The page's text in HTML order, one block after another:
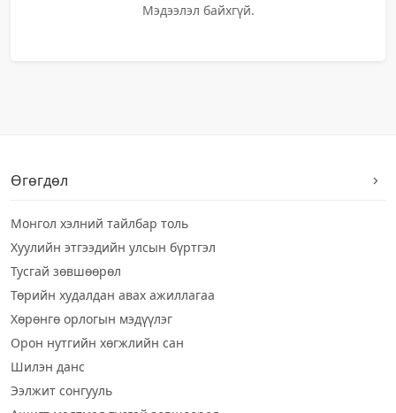
Мэдээлэл байхгүй.
Өгөгдөл
Монгол хэлний тайлбар толь
Хуулийн этгээдийн улсын бүртгэл
Тусгай зөвшөөрөл
Төрийн худалдан авах ажиллагаа
Хөрөнгө орлогын мэдүүлэг
Орон нутгийн хөгжлийн сан
Шилэн данс
Ээлжит сонгууль